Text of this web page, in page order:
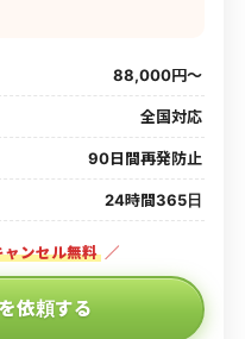
88,000円〜
全国対応
90日間再発防止
24時間365日
ンセル無料 ／
依頼する